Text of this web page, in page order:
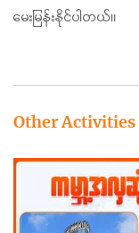
မေးမြန်းနိုင်ပါတယ်။
Other Activities